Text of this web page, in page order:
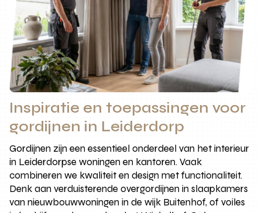
Inspiratie en toepassingen voor
gordijnen in Leiderdorp
Gordijnen zijn een essentieel onderdeel van het interieur
in Leiderdorpse woningen en kantoren. Vaak
combineren we kwaliteit en design met functionaliteit.
Denk aan verduisterende overgordijnen in slaapkamers
van nieuwbouwwoningen in de wijk Buitenhof, of voiles